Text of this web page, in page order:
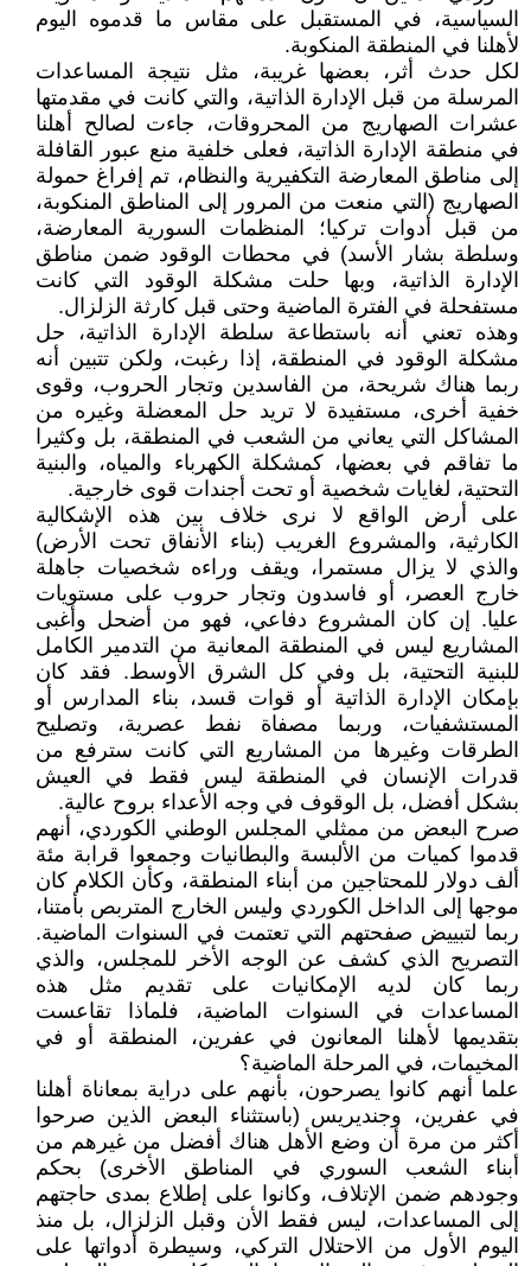
السياسية، في المستقبل على مقاس ما قدموه اليوم
لأهلنا في المنطقة المنكوبة.
لكل حدث أثر، بعضها غريبة، مثل نتيجة المساعدات
المرسلة من قبل الإدارة الذاتية، والتي كانت في مقدمتها
عشرات الصهاريج من المحروقات، جاءت لصالح أهلنا
في منطقة الإدارة الذاتية، فعلى خلفية منع عبور القافلة
إلى مناطق المعارضة التكفيرية والنظام، تم إفراغ حمولة
الصهاريج (التي منعت من المرور إلى المناطق المنكوبة،
من قبل أدوات تركيا؛ المنظمات السورية المعارضة،
وسلطة بشار الأسد) في محطات الوقود ضمن مناطق
الإدارة الذاتية، وبها حلت مشكلة الوقود التي كانت
مستفحلة في الفترة الماضية وحتى قبل كارثة الزلزال.
وهذه تعني أنه باستطاعة سلطة الإدارة الذاتية، حل
مشكلة الوقود في المنطقة، إذا رغبت، ولكن تتبين أنه
ربما هناك شريحة، من الفاسدين وتجار الحروب، وقوى
خفية أخرى، مستفيدة لا تريد حل المعضلة وغيره من
المشاكل التي يعاني من الشعب في المنطقة، بل وكثيرا
ما تفاقم في بعضها، كمشكلة الكهرباء والمياه، والبنية
التحتية، لغايات شخصية أو تحت أجندات قوى خارجية.
على أرض الواقع لا نرى خلاف بين هذه الإشكالية
الكارثية، والمشروع الغريب (بناء الأنفاق تحت الأرض)
والذي لا يزال مستمرا، ويقف وراءه شخصيات جاهلة
خارج العصر، أو فاسدون وتجار حروب على مستويات
عليا. إن كان المشروع دفاعي، فهو من أضحل وأغبى
المشاريع ليس في المنطقة المعانية من التدمير الكامل
للبنية التحتية، بل وفي كل الشرق الأوسط. فقد كان
بإمكان الإدارة الذاتية أو قوات قسد، بناء المدارس أو
المستشفيات، وربما مصفاة نفط عصرية، وتصليح
الطرقات وغيرها من المشاريع التي كانت سترفع من
قدرات الإنسان في المنطقة ليس فقط في العيش
بشكل أفضل، بل الوقوف في وجه الأعداء بروح عالية.
صرح البعض من ممثلي المجلس الوطني الكوردي، أنهم
قدموا كميات من الألبسة والبطانيات وجمعوا قرابة مئة
ألف دولار للمحتاجين من أبناء المنطقة، وكأن الكلام كان
موجها إلى الداخل الكوردي وليس الخارج المتربص بأمتنا،
ربما لتبييض صفحتهم التي تعتمت في السنوات الماضية.
التصريح الذي كشف عن الوجه الأخر للمجلس، والذي
ربما كان لديه الإمكانيات على تقديم مثل هذه
المساعدات في السنوات الماضية، فلماذا تقاعست
بتقديمها لأهلنا المعانون في عفرين، المنطقة أو في
المخيمات، في المرحلة الماضية؟
علما أنهم كانوا يصرحون، بأنهم على دراية بمعاناة أهلنا
في عفرين، وجنديريس (باستثناء البعض الذين صرحوا
أكثر من مرة أن وضع الأهل هناك أفضل من غيرهم من
أبناء الشعب السوري في المناطق الأخرى) بحكم
وجودهم ضمن الإتلاف، وكانوا على إطلاع بمدى حاجتهم
إلى المساعدات، ليس فقط الأن وقبل الزلزال، بل منذ
اليوم الأول من الاحتلال التركي، وسيطرة أدواتها على